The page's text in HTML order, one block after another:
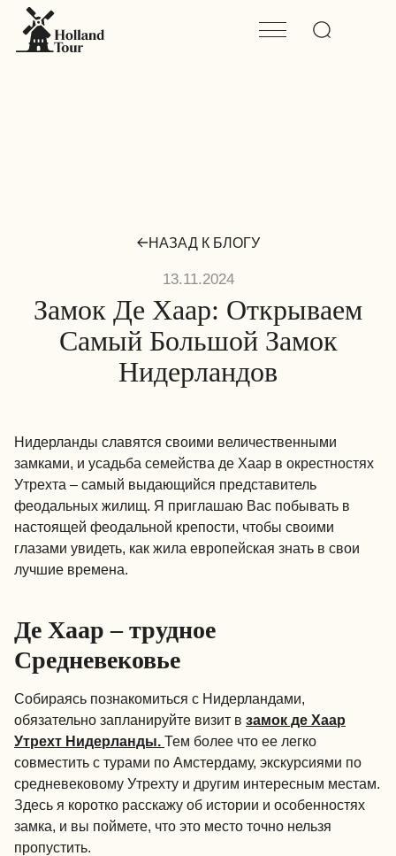
НАЗАД К БЛОГУ
13.11.2024
Замок Де Хаар: Открываем
Самый Большой Замок
Нидерландов
Нидерланды славятся своими величественными
замками, и усадьба семейства де Хаар в окрестностях
Утрехта – самый выдающийся представитель
феодальных жилищ. Я приглашаю Вас побывать в
настоящей феодальной крепости, чтобы своими
глазами увидеть, как жила европейская знать в свои
лучшие времена.
Де Хаар – трудное
Средневековье
Собираясь познакомиться с Нидерландами,
обязательно запланируйте визит в замок де Хаар
Утрехт Нидерланды. Тем более что ее легко
совместить с турами по Амстердаму, экскурсиями по
средневековому Утрехту и другим интересным местам.
Здесь я коротко расскажу об истории и особенностях
замка, и вы поймете, что это место точно нельзя
пропустить.